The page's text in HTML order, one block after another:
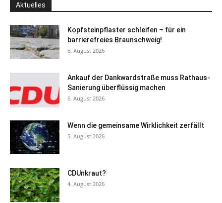
Aktuelles
Kopfsteinpflaster schleifen – für ein
barrierefreies Braunschweig!
6. August 2026
Ankauf der Dankwardstraße muss Rathaus-
Sanierung überflüssig machen
6. August 2026
Wenn die gemeinsame Wirklichkeit zerfällt
5. August 2026
CDUnkraut?
4. August 2026